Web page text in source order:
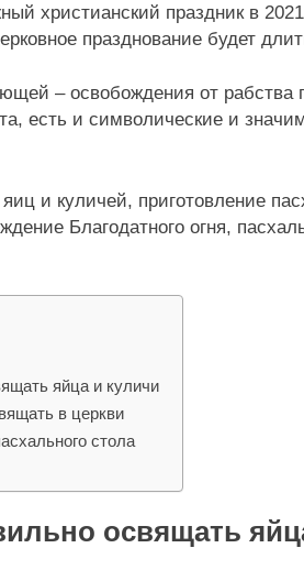
христианский праздник в
празднование будет
– освобождения от рабства
есть и символические и
и куличей, приготовление
Благодатного огня,
яйца и куличи
в церкви
стола
освящать